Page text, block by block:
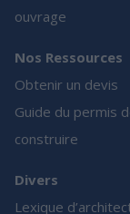
ouvrage
Nos Ressources
Obtenir un devis
Guide du permis
construire
Divers
Lexique